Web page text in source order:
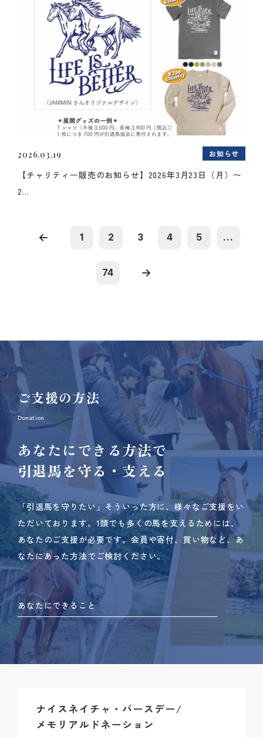
2026.03.19 お知らせ
【チャリティー販売のお知らせ】2026年3月23日（月）〜
2...
1 2 3 4 5 ...
74
ご支援の方法
Donation
あなたにできる方法で
引退馬を守る・支える
「引退馬を守りたい」そういった方に、様々なご支援をい
ただいております。 1頭でも多くの馬を支えるためには、
あなたのご支援が必要です。 会員や寄付、買い物など、あ
なたにあった方法でご検討ください。
あなたにできること